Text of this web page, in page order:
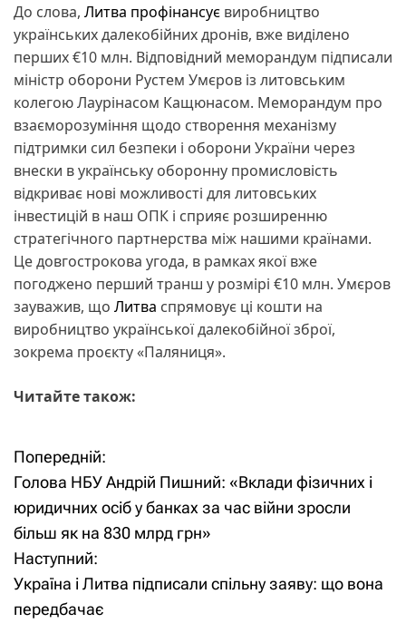
До слова, Литва профінансує виробництво
українських далекобійних дронів, вже виділено
перших €10 млн. Відповідний меморандум підписали
міністр оборони Рустем Умєров із литовським
колегою Лаурінасом Кащюнасом. Меморандум про
взаєморозуміння щодо створення механізму
підтримки сил безпеки і оборони України через
внески в українську оборонну промисловість
відкриває нові можливості для литовських
інвестицій в наш ОПК і сприяє розширенню
стратегічного партнерства між нашими країнами.
Це довгострокова угода, в рамках якої вже
погоджено перший транш у розмірі €10 млн. Умєров
зауважив, що Литва спрямовує ці кошти на
виробництво української далекобійної зброї,
зокрема проєкту «Паляниця».
Читайте також:
Н
а
в
і
г
Попередній:
Голова НБУ Андрій Пишний: «Вклади фізичних і
юридичних осіб у банках за час війни зросли
більш як на 830 млрд грн»
Наступний:
Україна і Литва підписали спільну заяву: що вона
передбачає